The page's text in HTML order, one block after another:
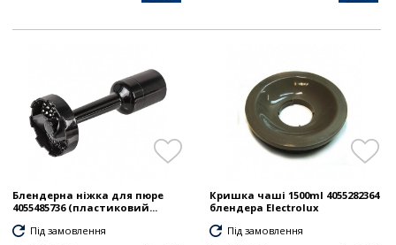
Блендерна ніжка для пюре
4055485736 (пластиковий...
Під замовлення
Кришка чаші 1500ml 4055282364
блендера Electrolux
Під замовлення